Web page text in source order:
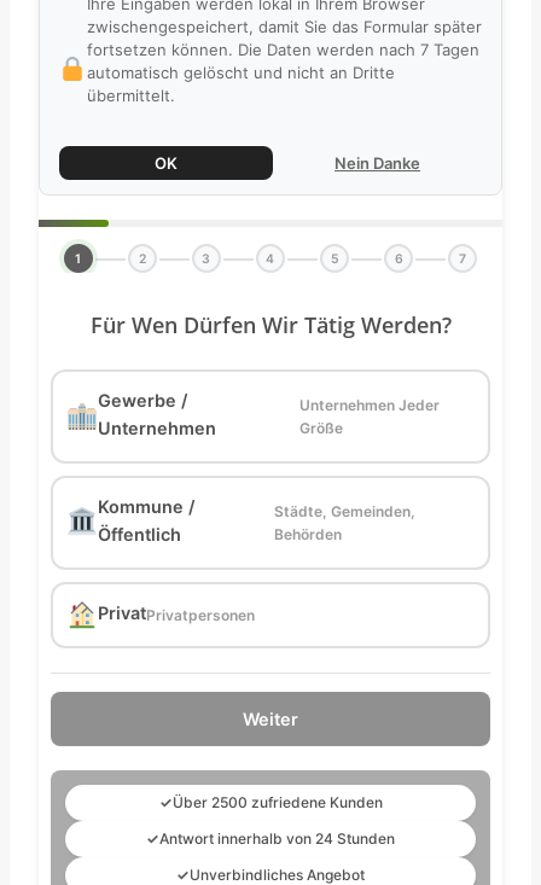
zwischengespeichert, damit Sie das Formular später
fortsetzen können. Die Daten werden nach 7 Tagen
automatisch gelöscht und nicht an Dritte
übermittelt.
OK Nein Danke
1 2 3 4 5 6 7
Für Wen Dürfen Wir Tätig Werden?
Gewerbe /
Unternehmen
Unternehmen Jeder
Größe
Kommune /
Öffentlich
Städte, Gemeinden,
Behörden
PrivatPrivatpersonen
Weiter
✓Über 2500 zufriedene Kunden
✓Antwort innerhalb von 24 Stunden
✓Unverbindliches Angebot